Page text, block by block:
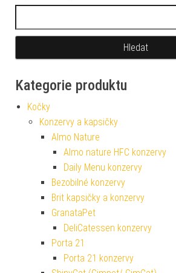
Kategorie produktu
Kočky
Konzervy a kapsičky
Almo Nature
Almo nature HFC konzervy
Daily Menu konzervy
Bezobilné konzervy
Brit kapsičky a konzervy
GranataPet
DeliCatessen konzervy
Porta 21
Porta 21 konzervy